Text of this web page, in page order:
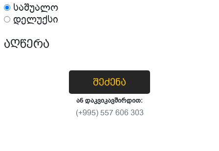
საშუალო
დელუქსი
აღწერა
შეძენა
ან დაკვიკავშირდით:
(+995) 557 606 303